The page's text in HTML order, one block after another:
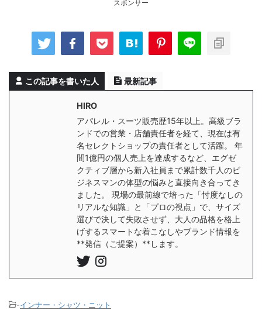
スポンサー
この記事を書いた人 最新記事
HIRO
アパレル・スーツ販売歴15年以上。高級ブラ
ンドでの営業・店舗責任者を経て、現在は有
名セレクトショップの責任者として活躍。 年
間1億円の個人売上を達成するなど、エグゼ
クティブ層から新入社員まで累計数千人のビ
ジネスマンの体型の悩みと直接向き合ってき
ました。 現場の最前線で培った「忖度なしの
リアルな知識」と「プロの視点」で、サイズ
選びで決して失敗させず、大人の品格を格上
げするスマートな着こなしやブランド情報を
**発信（ご提案）**します。
-インナー・シャツ・ニット